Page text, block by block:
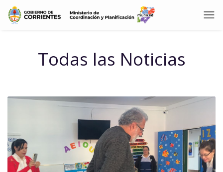
Todas las Noticias